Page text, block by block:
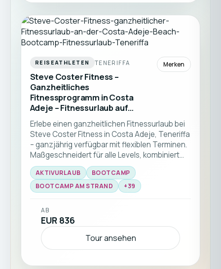
REISEATHLETEN TENERIFFA
Steve Coster Fitness –
Ganzheitliches
Fitnessprogramm in Costa
Adeje – Fitnessurlaub auf
Teneriffa (Spanien)
Merken
Erlebe einen ganzheitlichen Fitnessurlaub bei
Steve Coster Fitness in Costa Adeje, Teneriffa
– ganzjährig verfügbar mit flexiblen Terminen.
Maßgeschneidert für alle Levels, kombiniert
dieses Programm Bootcamp-Kurse und
funktionelles Training mit Experten-Coaching.
Genieße Gruppenworkouts am Strand,
alles vor der atemberaubenden Kulisse des
südlichen Teneriffas ☀️🏝️
AKTIVURLAUB
BOOTCAMP
BOOTCAMP AM STRAND
+39
AB
EUR 836
Tour ansehen